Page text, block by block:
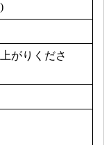
がりくださ